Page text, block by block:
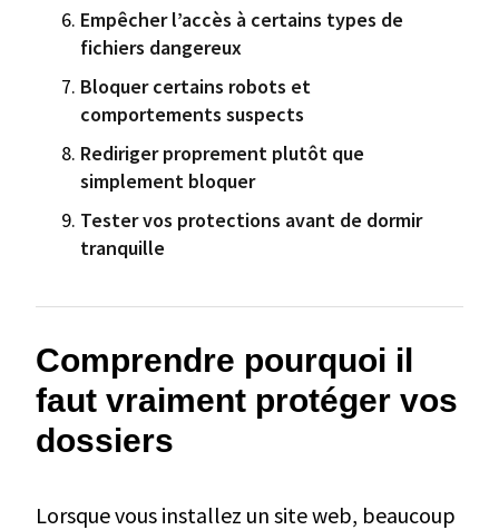
Empêcher l’accès à certains types de
fichiers dangereux
Bloquer certains robots et
comportements suspects
Rediriger proprement plutôt que
simplement bloquer
Tester vos protections avant de dormir
tranquille
Comprendre pourquoi il
faut vraiment protéger vos
dossiers
Lorsque vous installez un site web, beaucoup